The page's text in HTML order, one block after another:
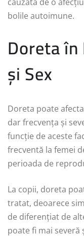
cauzată de o
bolile autoimune.
Doreta
și Sex
Doreta poate
dar frecvența și
funcție de aceste
frecventă la femei
perioada de
La copii, doreta
tratat, deoarece
de diferențiat de
poate fi mai severă